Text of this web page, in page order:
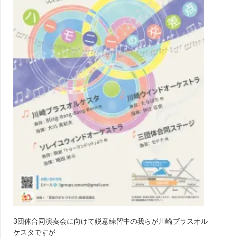
3団体合同演奏会に向けて鋭意練習中の我らが川崎ブラスオル
ケスタですが